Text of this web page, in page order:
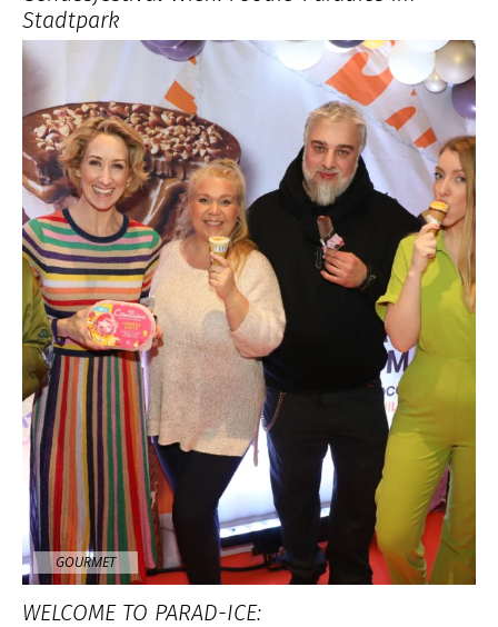
Stadtpark
GOURMET
WELCOME TO PARAD-ICE: